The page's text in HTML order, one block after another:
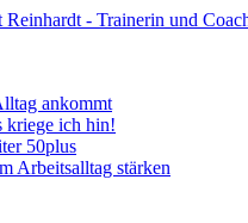
Reinhardt - Trainerin und
ankommt
kriege ich hin!
50plus
Arbeitsalltag stärken